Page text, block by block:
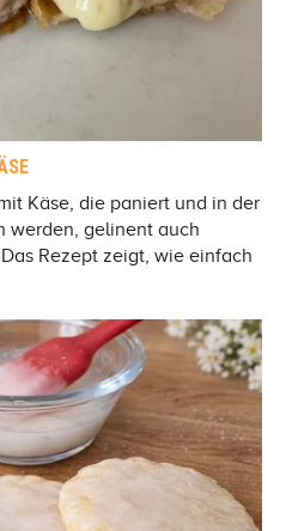
Käse, die paniert und in der
werden, gelinent auch
Rezept zeigt, wie einfach